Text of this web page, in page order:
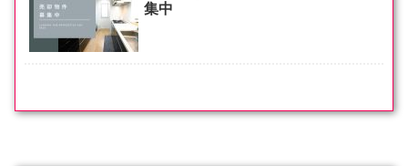
集中